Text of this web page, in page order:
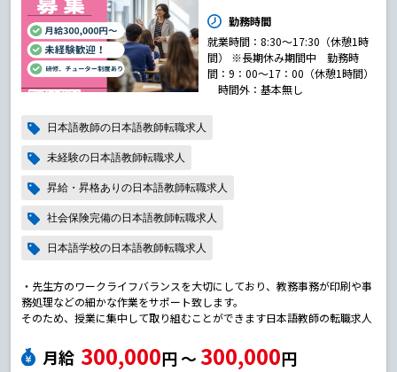
勤務時間
就業時間：8:30～17:30（休憩1時
間） ※長期休み期間中 勤務時
間：9：00～17：00（休憩1時間）
時間外：基本無し
日本語教師の日本語教師転職求人
未経験の日本語教師転職求人
昇給・昇格ありの日本語教師転職求人
社会保険完備の日本語教師転職求人
日本語学校の日本語教師転職求人
・先生方のワークライフバランスを大切にしており、教務事務が印刷や事
務処理などの細かな作業をサポート致します。
そのため、授業に集中して取り組むことができます日本語教師の転職求人
月給 300,000円 〜 300,000円